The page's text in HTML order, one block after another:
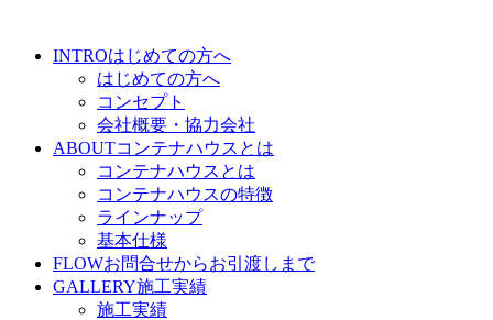
INTROはじめての方へ
はじめての方へ
コンセプト
会社概要・協力会社
ABOUTコンテナハウスとは
コンテナハウスとは
コンテナハウスの特徴
ラインナップ
基本仕様
FLOWお問合せからお引渡しまで
GALLERY施工実績
施工実績